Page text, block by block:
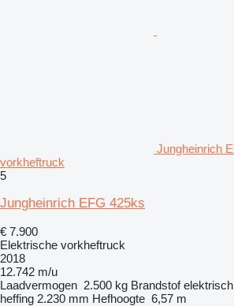
Jungheinrich
vorkheftruck
5
Jungheinrich EFG 425ks
€ 7.900
Elektrische vorkheftruck
2018
12.742 m/u
Laadvermogen 2.500 kg Brandstof elektrisch
heffing 2.230 mm Hefhoogte 6,57 m